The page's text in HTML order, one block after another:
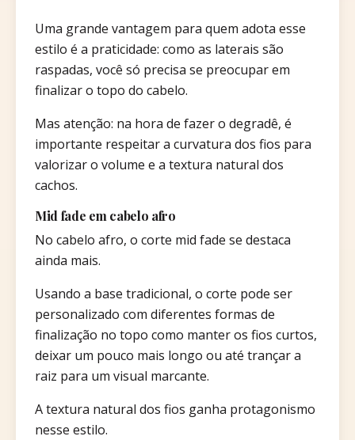
Uma grande vantagem para quem adota esse
estilo é a praticidade: como as laterais são
raspadas, você só precisa se preocupar em
finalizar o topo do cabelo.
Mas atenção: na hora de fazer o degradê, é
importante respeitar a curvatura dos fios para
valorizar o volume e a textura natural dos
cachos.
Mid fade em cabelo afro
No cabelo afro, o corte mid fade se destaca
ainda mais.
Usando a base tradicional, o corte pode ser
personalizado com diferentes formas de
finalização no topo como manter os fios curtos,
deixar um pouco mais longo ou até trançar a
raiz para um visual marcante.
A textura natural dos fios ganha protagonismo
nesse estilo.